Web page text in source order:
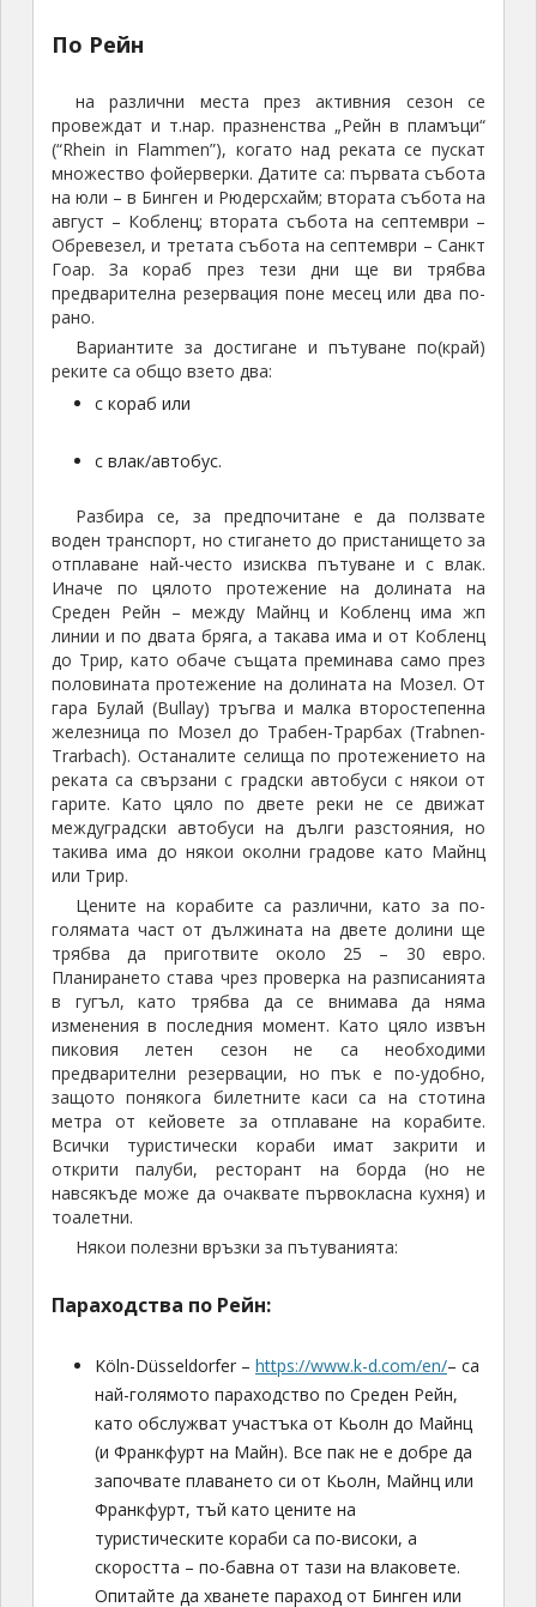
По Рейн
на различни места през активния сезон се
провеждат и т.нар. празненства „Рейн в пламъци“
(“Rhein in Flammen”), когато над реката се пускат
множество фойерверки. Датите са: първата събота
на юли – в Бинген и Рюдерсхайм; втората събота на
август – Кобленц; втората събота на септември –
Обревезел, и третата събота на септември – Санкт
Гоар. За кораб през тези дни ще ви трябва
предварителна резервация поне месец или два по-
рано.
Вариантите за достигане и пътуване по(край)
реките са общо взето два:
с кораб или
с влак/автобус.
Разбира се, за предпочитане е да ползвате
воден транспорт, но стигането до пристанището за
отплаване най-често изисква пътуване и с влак.
Иначе по цялото протежение на долината на
Среден Рейн – между Майнц и Кобленц има жп
линии и по двата бряга, а такава има и от Кобленц
до Трир, като обаче същата преминава само през
половината протежение на долината на Мозел. От
гара Булай (Bullay) тръгва и малка второстепенна
железница по Мозел до Трабен-Трарбах (Trabnen-
Trarbach). Останалите селища по протежението на
реката са свързани с градски автобуси с някои от
гарите. Като цяло по двете реки не се движат
междуградски автобуси на дълги разстояния, но
такива има до някои околни градове като Майнц
или Трир.
Цените на корабите са различни, като за по-
голямата част от дължината на двете долини ще
трябва да приготвите около 25 – 30 евро.
Планирането става чрез проверка на разписанията
в гугъл, като трябва да се внимава да няма
изменения в последния момент. Като цяло извън
пиковия летен сезон не са необходими
предварителни резервации, но пък е по-удобно,
защото понякога билетните каси са на стотина
метра от кейовете за отплаване на корабите.
Всички туристически кораби имат закрити и
открити палуби, ресторант на борда (но не
навсякъде може да очаквате първокласна кухня) и
тоалетни.
Някои полезни връзки за пътуванията:
Параходства по Рейн:
Köln-Düsseldorfer – https://www.k-d.com/en/– са
най-голямото параходство по Среден Рейн,
като обслужват участъка от Кьолн до Майнц
(и Франкфурт на Майн). Все пак не е добре да
започвате плаването си от Кьолн, Майнц или
Франкфурт, тъй като цените на
туристическите кораби са по-високи, а
скоростта – по-бавна от тази на влаковете.
Опитайте да хванете параход от Бинген или